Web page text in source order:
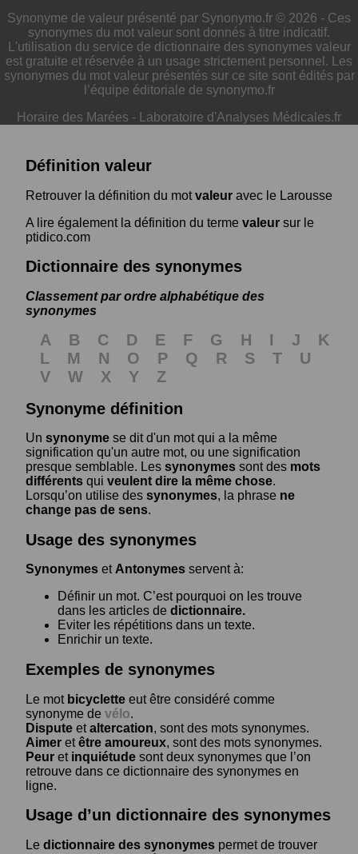
Synonyme de valeur présenté par Synonymo.fr © 2026 - Ces
synonymes du mot valeur sont donnés à titre indicatif.
L'utilisation du service de dictionnaire des synonymes valeur
est gratuite et réservée à un usage strictement personnel. Les
synonymes du mot valeur présentés sur ce site sont édités par
l’équipe éditoriale de synonymo.fr
Horaire des Marées - Laboratoire d'Analyses Médicales.fr
Définition valeur
Retrouver la définition du motvaleur avec le Larousse
A lire également la définition du terme valeur sur le
ptidico.com
Dictionnaire des synonymes
Classement par ordre alphabétique des
synonymes
A B C D E F G H I J
K
L
M N O P Q R S T
U
V
W X Y
Z
Synonyme définition
Un synonyme se dit d'un mot qui a la même
signification qu'un autre mot, ou une signification
presque semblable. Les synonymes sont des mots
différents qui veulent dire la même chose.
Lorsqu’on utilise des synonymes, la phrase ne
change pas de sens.
Usage des synonymes
Synonymes etAntonymes servent à:
Définir un mot. C’est pourquoi on les trouve
dans les articles de dictionnaire.
Eviter les répétitions dans un texte.
Enrichir un texte.
Exemples de synonymes
Le mot bicyclette eut être considéré comme
synonyme de vélo.
Dispute etaltercation, sont des mots synonymes.
Aimer etêtre amoureux, sont des mots synonymes.
Peur et inquiétude sont deux synonymes que l’on
retrouve dans ce dictionnaire des synonymes en
ligne.
Usage d’un dictionnaire des synonymes
Le dictionnaire des synonymes permet de trouver